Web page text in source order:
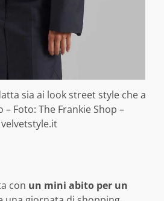
sia ai look street style che a
Foto: The Frankie Shop –
velvetstyle.it
con un mini abito per un